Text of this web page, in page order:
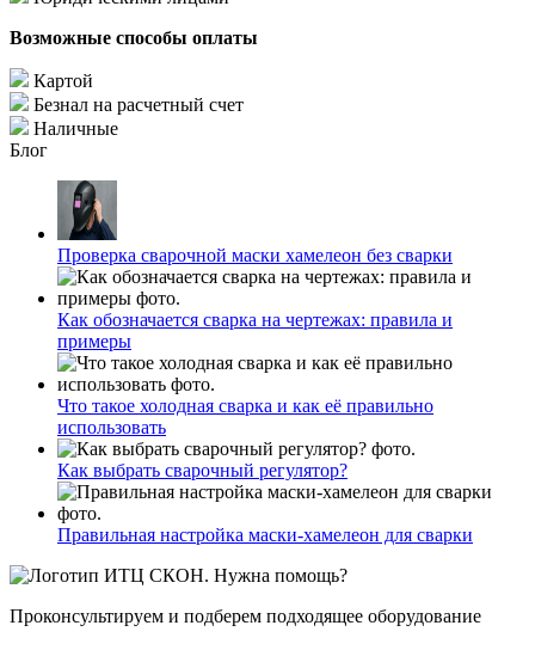
Возможные способы оплаты
Картой
Безнал на расчетный счет
Наличные
Блог
Проверка сварочной маски хамелеон без сварки
Как обозначается сварка на чертежах: правила и
примеры
Что такое холодная сварка и как её правильно
использовать
Как выбрать сварочный регулятор?
Правильная настройка маски-хамелеон для сварки
Нужна помощь?
Проконсультируем и подберем подходящее оборудование